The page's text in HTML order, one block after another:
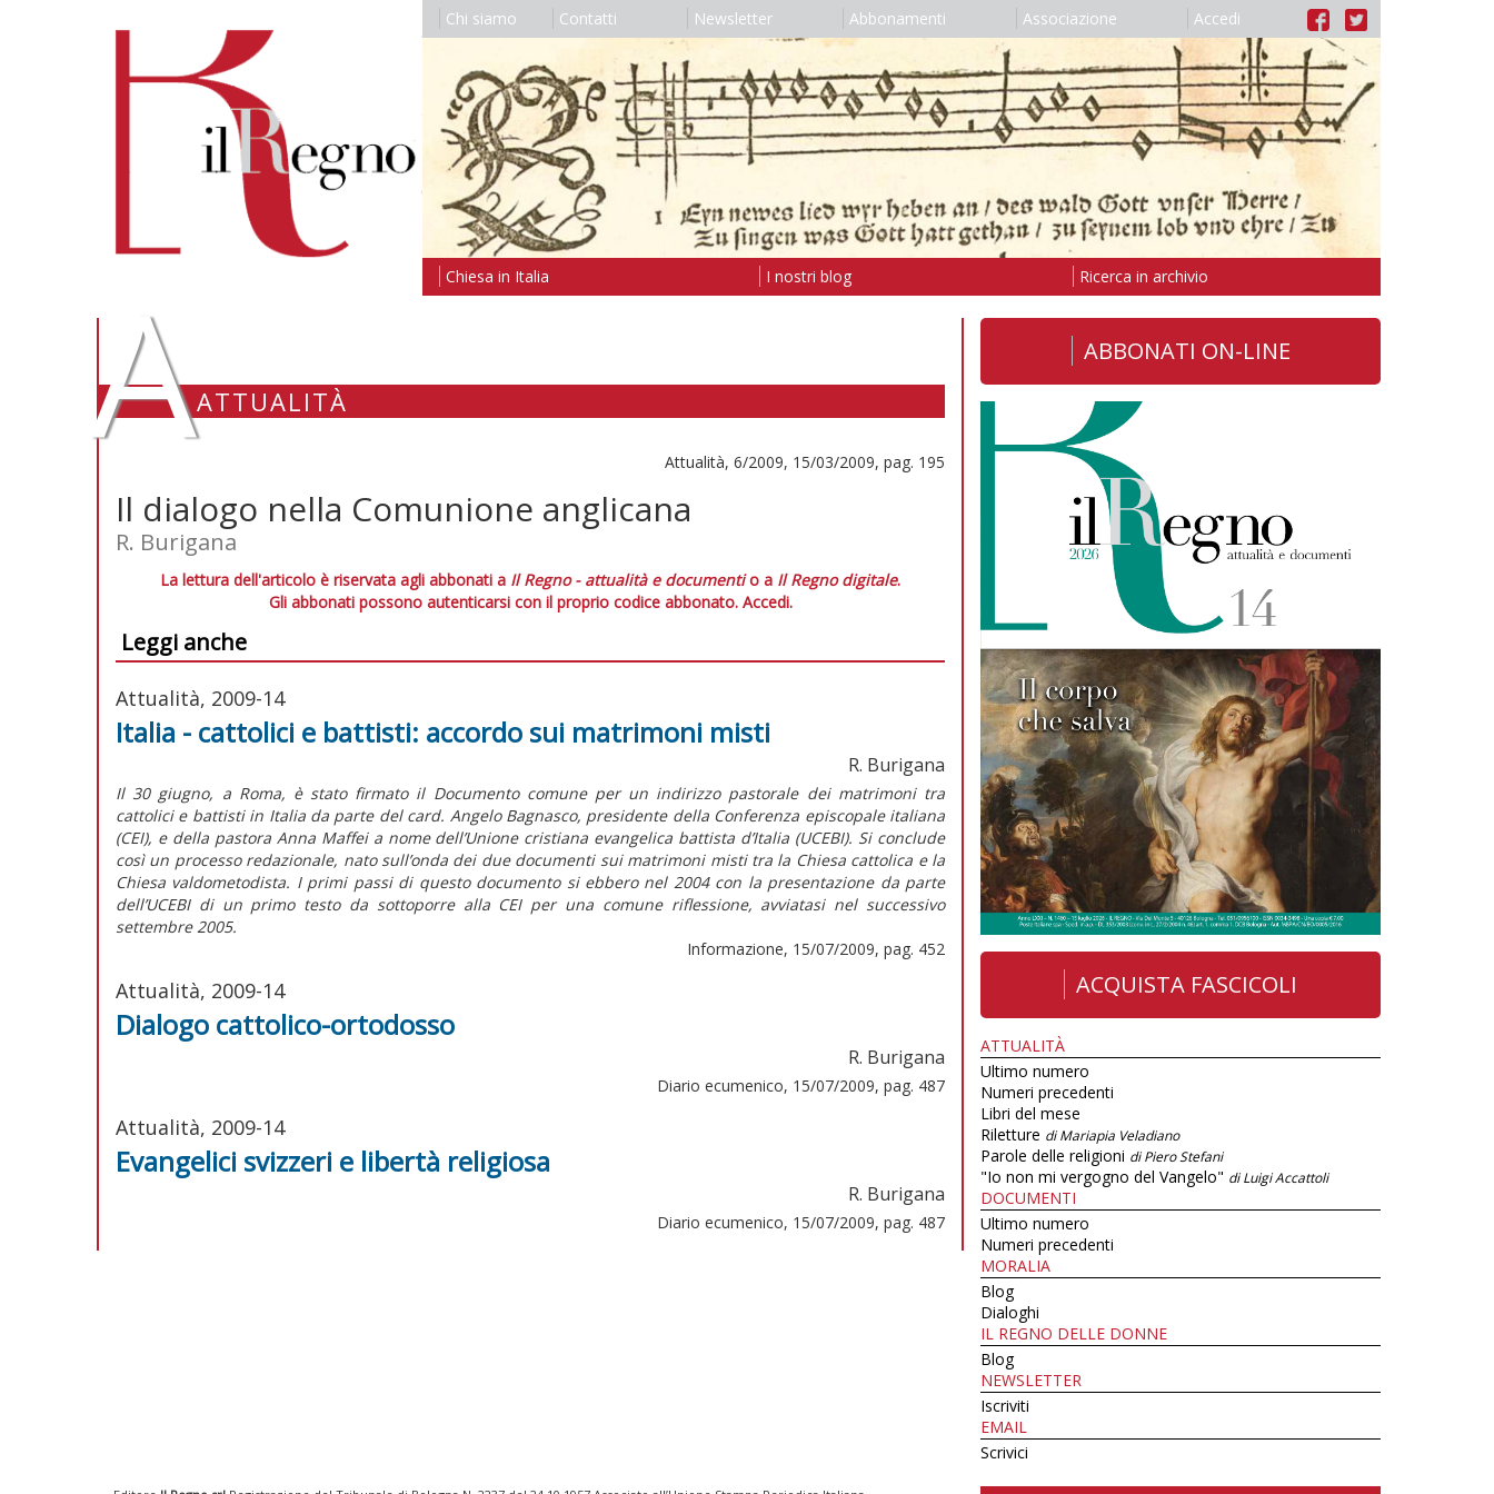
Chi siamo Contatti Newsletter Abbonamenti Associazione Accedi
Chiesa in Italia I nostri blog Ricerca in archivio
AATTUALITÀ
Attualità, 6/2009, 15/03/2009, pag. 195
Il dialogo nella Comunione anglicana
R. Burigana
La lettura dell'articolo è riservata agli abbonati a Il Regno - attualità e documentio a Il Regno digitale.
Gli abbonati possono autenticarsi con il proprio codice abbonato. Accedi.
Leggi anche
Attualità, 2009-14
Italia - cattolici e battisti: accordo sui matrimoni misti
R. Burigana
Il 30 giugno, a Roma, è stato firmato il Documento comune per un indirizzo pastorale dei matrimoni tra
cattolici e battisti in Italia da parte del card. Angelo Bagnasco, presidente della Conferenza episcopale italiana
(CEI), e della pastora Anna Maffei a nome dell’Unione cristiana evangelica battista d’Italia (UCEBI). Si conclude
così un processo redazionale, nato sull’onda dei due documenti sui matrimoni misti tra la Chiesa cattolica e la
Chiesa valdometodista. I primi passi di questo documento si ebbero nel 2004 con la presentazione da parte
dell’UCEBI di un primo testo da sottoporre alla CEI per una comune riflessione, avviatasi nel successivo
settembre 2005.
Informazione, 15/07/2009, pag. 452
Attualità, 2009-14
Dialogo cattolico-ortodosso
R. Burigana
Diario ecumenico, 15/07/2009, pag. 487
Attualità, 2009-14
Evangelici svizzeri e libertà religiosa
R. Burigana
Diario ecumenico, 15/07/2009, pag. 487
ABBONATI ON-LINE
ACQUISTA FASCICOLI
ATTUALITÀ
Ultimo numero
Numeri precedenti
Libri del mese
Riletture di Mariapia Veladiano
Parole delle religioni di Piero Stefani
"Io non mi vergogno del Vangelo" di Luigi Accattoli
DOCUMENTI
Ultimo numero
Numeri precedenti
MORALIA
Blog
Dialoghi
IL REGNO DELLE DONNE
Blog
NEWSLETTER
Iscriviti
EMAIL
Scrivici